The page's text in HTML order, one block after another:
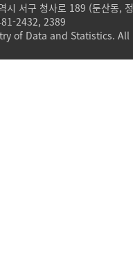
시 서구 청사로 189 (둔산동,
2432, 2389
of Data and Statistics.